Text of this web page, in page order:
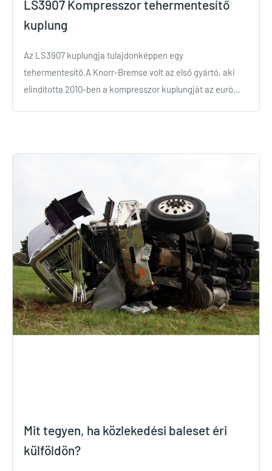
LS3907 Kompresszor tehermentesítő
kuplung
Az LS3907 kuplungja tulajdonképpen egy
tehermentesítő.A Knorr-Bremse volt az első gyártó, aki
elindította 2010-ben a kompresszor kuplungját az euró...
Mit tegyen, ha közlekedési baleset éri
külföldön?